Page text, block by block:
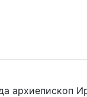
архиепископ